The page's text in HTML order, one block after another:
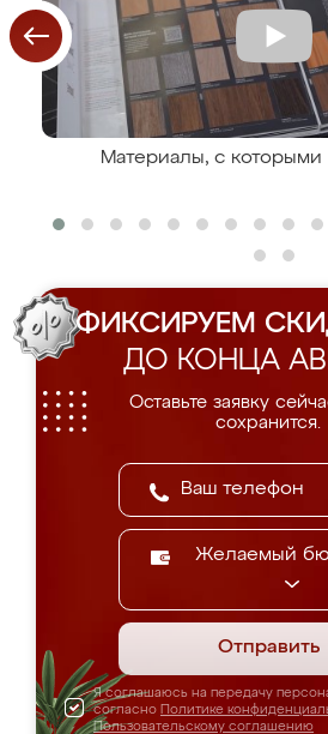
Материалы, с
ФИКСИРУЕМ
ДО КОНЦА
Оставьте заявку
сохранится.
Желаемый
Отправить
Я соглашаюсь на передачу
согласно Политике
Пользовательскому соглашению